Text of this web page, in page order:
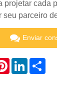
projetar cada
seu parceiro
Enviar
PinterestLinkedIn